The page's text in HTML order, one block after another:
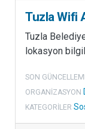
Tuzla Wifi
Tuzla
lokasyon
SON
ORGANIZASYON
KATEGORILER